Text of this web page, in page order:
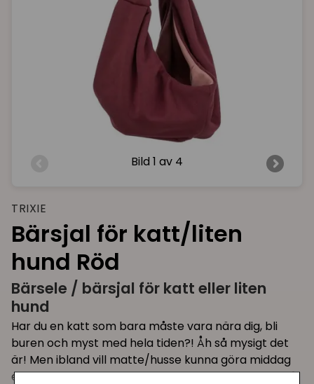
Bild 1 av 4
TRIXIE
Bärsjal för katt/liten
hund Röd
Bärsele / bärsjal för katt eller liten
hund
Har du en katt som bara måste vara nära dig, bli
buren och myst med hela tiden?! Åh så mysigt det
är! Men ibland vill matte/husse kunna göra middag
eller pyssla med annat och ha händerna fria och då